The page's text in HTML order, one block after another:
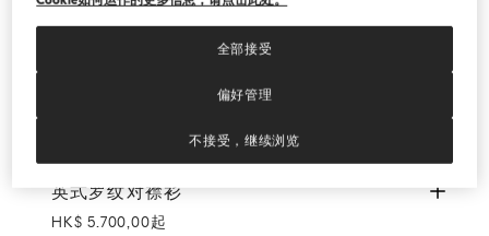
英式罗纹对襟衫 巴拿马色
英式罗纹对襟衫
HK$ 5.700,00起
偏好管理
不接受，继续浏览
全部接受